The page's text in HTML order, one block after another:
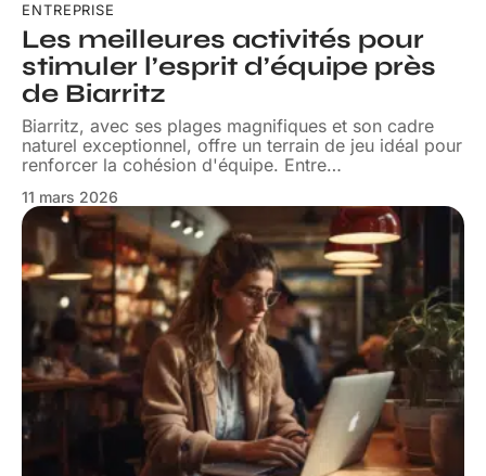
ENTREPRISE
Les meilleures activités pour
stimuler l’esprit d’équipe près
de Biarritz
Biarritz, avec ses plages magnifiques et son cadre
naturel exceptionnel, offre un terrain de jeu idéal pour
renforcer la cohésion d'équipe. Entre…
11 mars 2026